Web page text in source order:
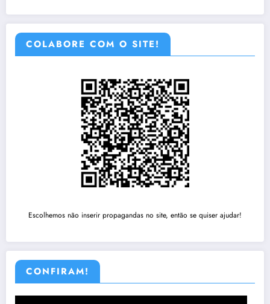
COLABORE COM O SITE!
Escolhemos não inserir propagandas no site, então se quiser ajudar!
CONFIRAM!